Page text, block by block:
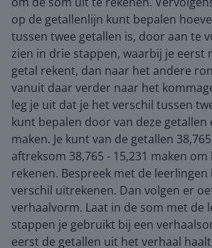
op de getallenlijn kunt bepalen
tussen twee getallen is, door aan te
zien in drie stappen, waarbij je eerst
getal rekent, dan naar het andere
vanuit daar verder naar het
leg je uit dat je het verschil tussen
kunt bepalen door van deze getallen
maken. Je kunt van de getallen
aftreksom 38,765 - 15,231 maken
rekenen. Bespreek met de leerlingen
verschil uitrekenen. Dan volgen er
verhaalvorm. Laat in de som met de
stappen je gebruikt bij een
eerst de getallen uit het verhaal